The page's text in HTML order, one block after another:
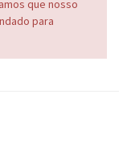
que nosso
para